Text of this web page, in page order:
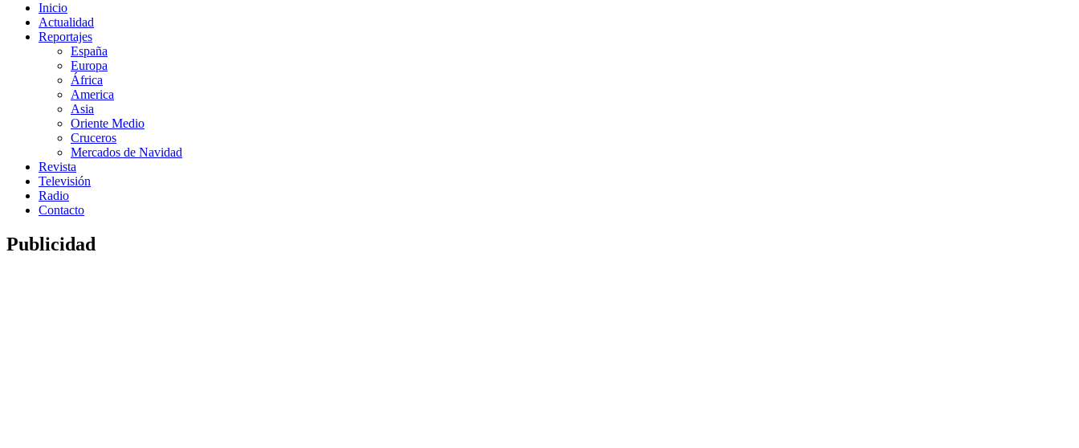
Inicio
Actualidad
Reportajes
España
Europa
África
America
Asia
Oriente Medio
Cruceros
Mercados de Navidad
Revista
Televisión
Radio
Contacto
Publicidad